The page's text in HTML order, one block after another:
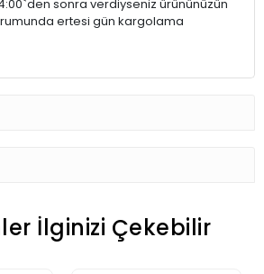
sonra verdiyseniz ürününüzün
ertesi gün kargolama
İlginizi Çekebilir